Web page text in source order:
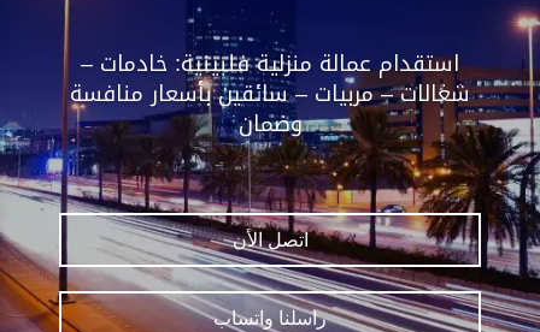
استقدام عمالة منزلية فلبينية: خادمات –
شغالات – مربيات – سائقين بأسعار منافسة
وضمان
اتصل الأن
راسلنا واتساب